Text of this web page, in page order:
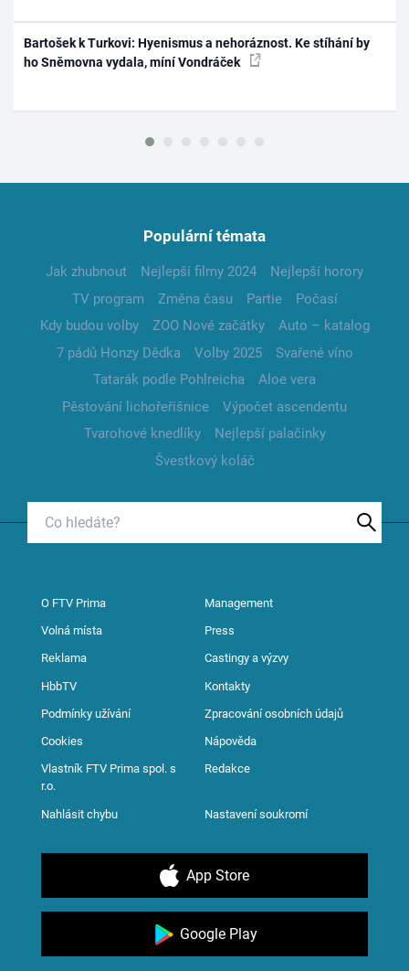
Bartošek k Turkovi: Hyenismus a nehoráznost. Ke stíhání by
ho Sněmovna vydala, míní Vondráček
Populární témata
Jak zhubnout Nejlepší filmy 2024
Nejlepší horory
TV program
Změna času Partie
Počasí
Kdy budou volby
ZOO Nové začátky
Auto – katalog
7 pádů Honzy Dědka
Volby 2025
Svařené víno
Tatarák podle Pohlreicha
Aloe vera
Pěstování lichořeřišnice
Výpočet ascendentu
Tvarohové knedlíky
Nejlepší palačinky
Švestkový koláč
O FTV Prima Management
Volná místa Press
Reklama Castingy a výzvy
HbbTV Kontakty
Podmínky užívání Zpracování osobních údajů
Cookies Nápověda
Vlastník FTV Prima spol. s
r.o.
Redakce
Nahlásit chybu Nastavení soukromí
App Store
Google Play